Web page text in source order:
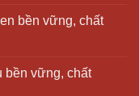
bền vững, chất
bền vững, chất